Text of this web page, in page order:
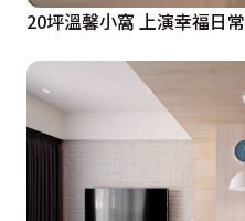
20坪溫馨小窩 上演幸福日常